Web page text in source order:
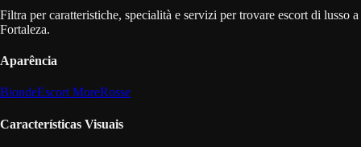
Filtra per caratteristiche, specialità e servizi per trovare escort di lusso a
Fortaleza.
Aparência
BiondeEscort MoreRosse
Características Visuais